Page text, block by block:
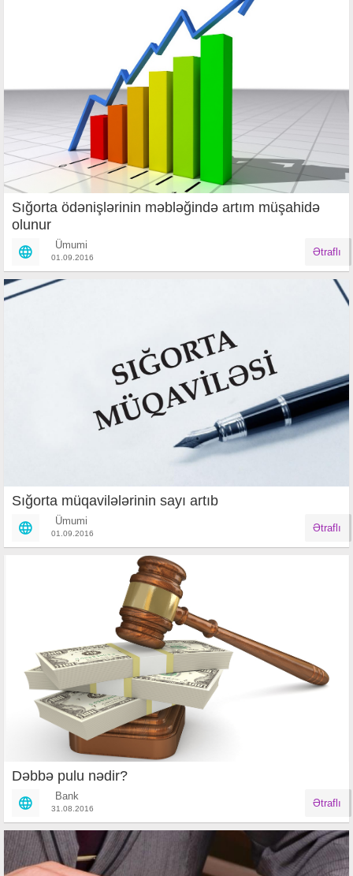
Sığorta ödənişlərinin məbləğində artım müşahidə
olunur
Ümumi
01.09.2016 Ətraflı
Sığorta müqavilələrinin sayı artıb
Ümumi
01.09.2016 Ətraflı
Dəbbə pulu nədir?
Bank
31.08.2016 Ətraflı